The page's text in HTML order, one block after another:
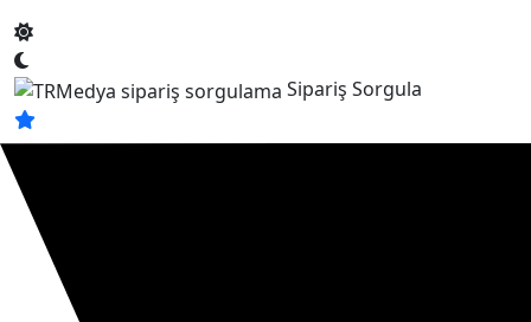
Sipariş Sorgula